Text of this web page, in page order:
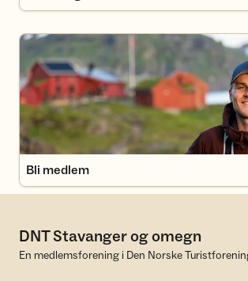
Bli medlem
Bli medlem
DNT Stavanger og omegn
En medlemsforening i Den Norske